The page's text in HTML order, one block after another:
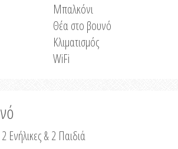
Μπαλκόνι
Θέα στο βουνό
Κλιματισμός
WiFi
Ενήλικες & 2 Παιδιά